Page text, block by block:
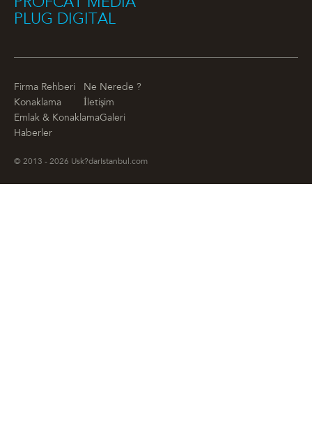
PLUG DIGITAL
Firma Rehberi
Ne Nerede ?
Konaklama
İletişim
Emlak & KonaklamaGaleri
Haberler
© 2013 - 2026 Usk?darIstanbul.com